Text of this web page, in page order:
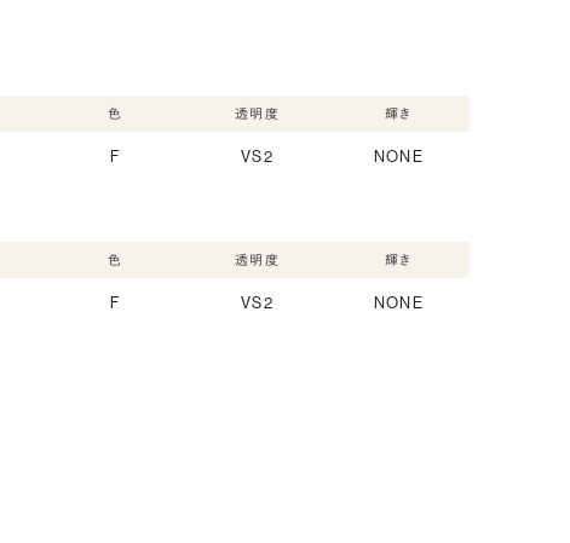
色
F
透明度
VS2
輝き
NONE
色
F
透明度
VS2
輝き
NONE